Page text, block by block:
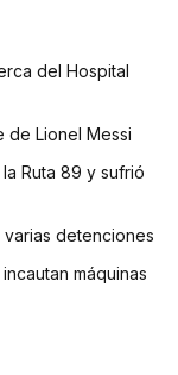
del Hospital
de Lionel Messi
Ruta 89 y sufrió
varias detenciones
máquinas